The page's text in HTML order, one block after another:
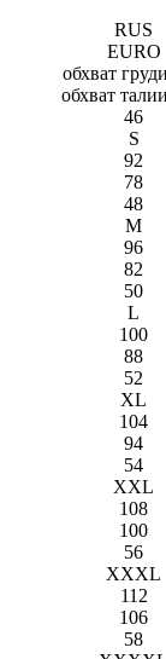
RUS
EURO
обхват
обхват
46
S
92
78
48
M
96
82
50
L
100
88
52
XL
104
94
54
XXL
108
100
56
XXXL
112
106
58